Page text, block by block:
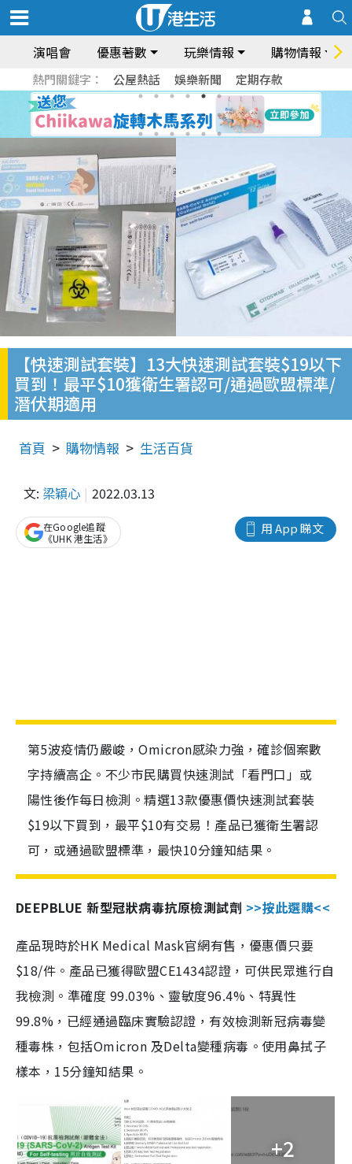
演唱會 優惠著數 玩樂情報 購物情報
熱門關鍵字： 公屋熱話 娛樂新聞 定期存款
【快速測試套裝】13大快速測試套裝$19以下
買到！最平$10獲衛生署認可/通過歐盟標準/
潛伏期適用
首頁 購物情報 生活百貨
文: 梁穎心 2022.03.13
用 App 睇文
在Google追蹤
《UHK 港生活》
第5波疫情仍嚴峻，Omicron感染力強，確診個案數
字持續高企。不少市民購買快速測試「看門口」或
陽性後作每日檢測。精選13款優惠價快速測試套裝
$19以下買到，最平$10有交易！產品已獲衛生署認
可，或通過歐盟標準，最快10分鐘知結果。
DEEPBLUE 新型冠狀病毒抗原檢測試劑 >>按此選購<<
產品現時於HK Medical Mask官網有售，優惠價只要
$18/件。產品已獲得歐盟CE1434認證，可供民眾進行自
我檢測。準確度 99.03%、靈敏度96.4%、特異性
99.8%，已經通過臨床實驗認證，有效檢測新冠病毒變
種毒株，包括Omicron 及Delta變種病毒。使用鼻拭子
樣本，15分鐘知結果。
+2